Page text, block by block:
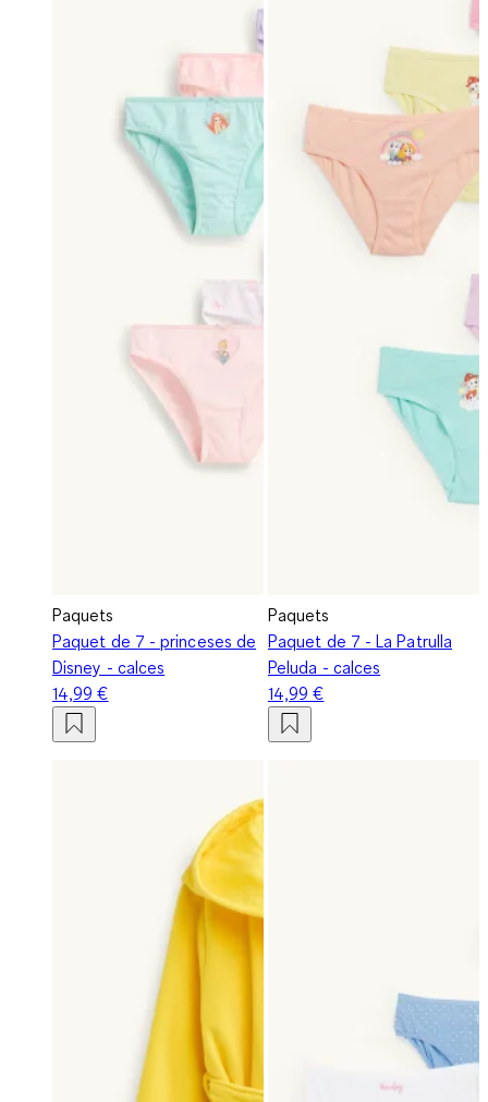
Paquets
Paquet de 7 - princeses de
Disney - calces
14,99 €
Paquets
Paquet de 7 - La Patrulla
Peluda - calces
14,99 €